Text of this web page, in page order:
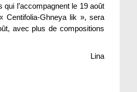
l’accompagnent le 19 août
Centifolia-Ghneya lik », sera
avec plus de compositions
Lina